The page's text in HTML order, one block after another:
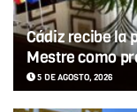
Cádiz recibe la
Mestre como
5 DE AGOSTO, 2026